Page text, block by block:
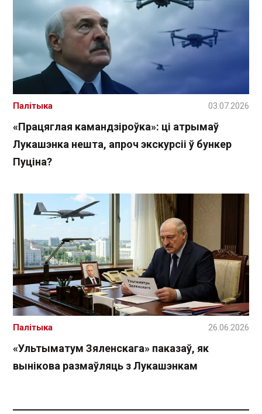
«Працяглая камандзіроўка»: ці атрымаў
Лукашэнка нешта, апроч экскурсіі ў бункер
Пуціна?
Палітыка 03.07.2026
«Ультыматум Зяленскага» паказаў, як
вынікова размаўляць з Лукашэнкам
Палітыка 26.06.2026